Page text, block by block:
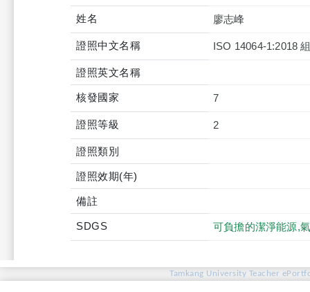
姓名 廖志峰
證照中文名稱 ISO 14064-1:2018
證照英文名稱
核發國家 7
證照等級 2
證照類別
證照效期(年)
備註
SDGS 可負擔的潔淨能源,
Tamkang University Teacher